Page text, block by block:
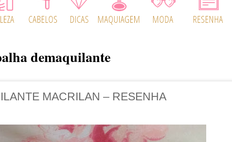
demaquilante
MACRILAN – RESENHA